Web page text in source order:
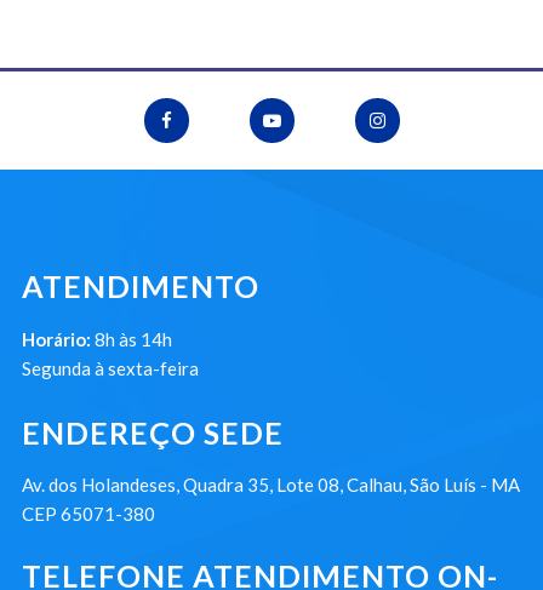
ATENDIMENTO
Horário: 8h às 14h
Segunda à sexta-feira
ENDEREÇO SEDE
Av. dos Holandeses, Quadra 35, Lote 08, Calhau, São Luís - MA
CEP 65071-380
TELEFONE ATENDIMENTO ON-